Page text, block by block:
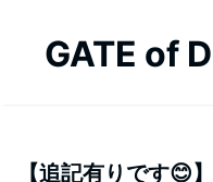
GATE of
【追記有りです😊